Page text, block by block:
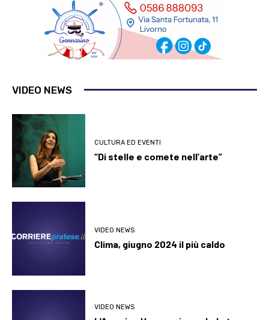
VIDEO NEWS
CULTURA ED EVENTI
“Di stelle e comete nell’arte”
VIDEO NEWS
Clima, giugno 2024 il più caldo
VIDEO NEWS